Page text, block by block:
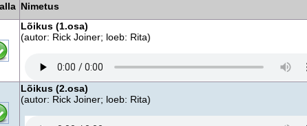
Nimetus
Lõikus (1.osa)
(autor: Rick Joiner; loeb: Rita)
Lõikus (2.osa)
(autor: Rick Joiner; loeb: Rita)